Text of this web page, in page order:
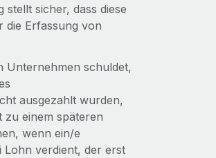
sicher, dass diese
die Erfassung von
Unternehmen schuldet,
ausgezahlt wurden,
einem späteren
wenn ein/e
Lohn verdient, der erst